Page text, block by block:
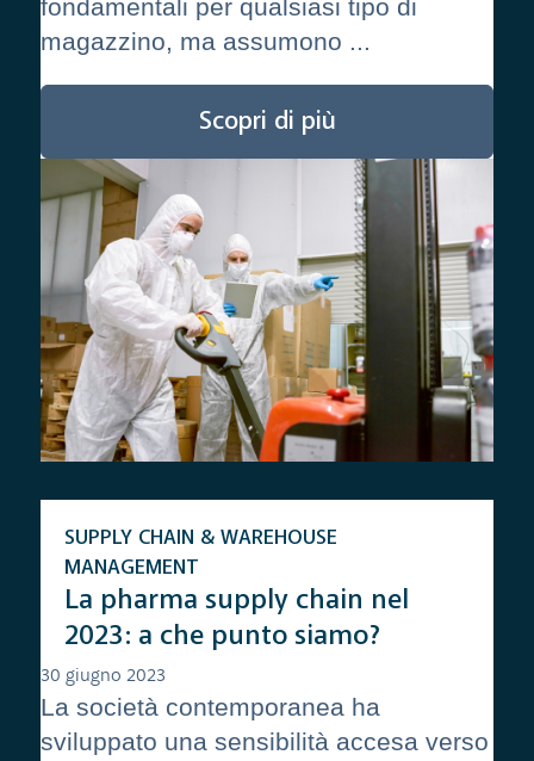
fondamentali per qualsiasi tipo di
magazzino, ma assumono ...
Scopri di più
La pharma supply chain nel
2023: a che punto siamo?
SUPPLY CHAIN & WAREHOUSE
MANAGEMENT
30 giugno 2023
La società contemporanea ha
sviluppato una sensibilità accesa verso